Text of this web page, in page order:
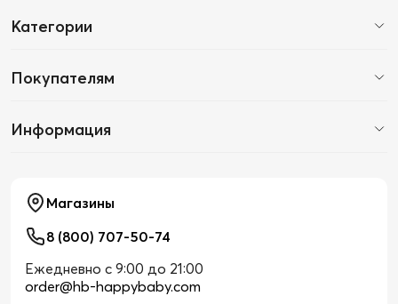
Категории
Покупателям
Информация
Магазины
8 (800) 707-50-74
Ежедневно с 9:00 до 21:00
order@hb-happybaby.com